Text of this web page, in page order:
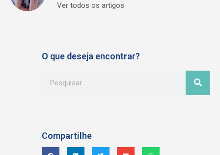
Ver todos os artigos
O que deseja encontrar?
Compartilhe